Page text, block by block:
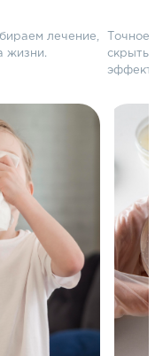
лечение,
жизни.
Точное
скрытые